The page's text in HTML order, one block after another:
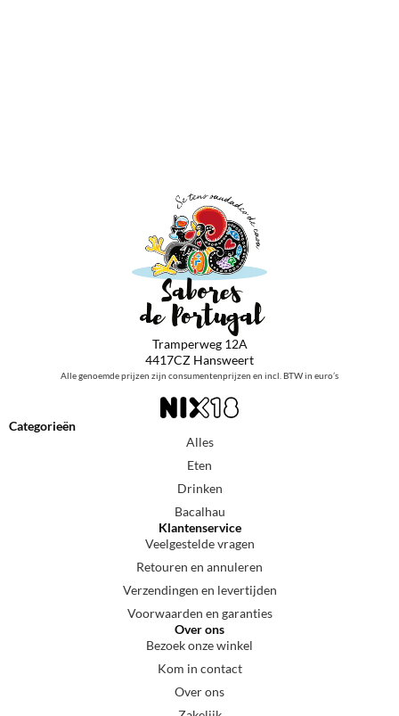
Tramperweg 12A
4417CZ Hansweert
Alle genoemde prijzen zijn consumentenprijzen en incl. BTW in euro’s
Categorieën
Alles
Eten
Drinken
Bacalhau
Klantenservice
Veelgestelde vragen
Retouren en annuleren
Verzendingen en levertijden
Voorwaarden en garanties
Over ons
Bezoek onze winkel
Kom in contact
Over ons